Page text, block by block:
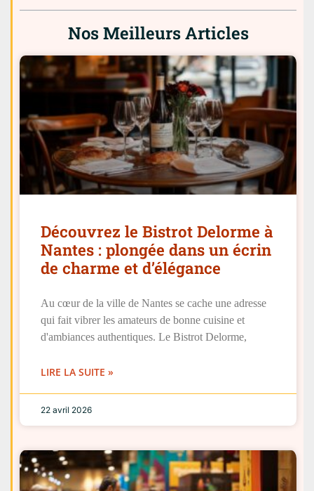
Nos Meilleurs Articles
Découvrez le Bistrot Delorme à
Nantes : plongée dans un écrin
de charme et d’élégance
Au cœur de la ville de Nantes se cache une adresse
qui fait vibrer les amateurs de bonne cuisine et
d'ambiances authentiques. Le Bistrot Delorme,
LIRE LA SUITE »
22 avril 2026